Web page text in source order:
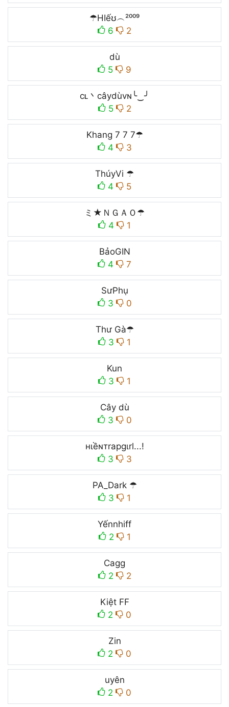
☂HIếʊ︵²⁰⁰⁹
6
2
dù
5
9
cʟ丶câydùvɴ╰‿╯
5
2
Khang 7 7 7☂
4
3
ThúyVi ☂
4
5
ミ★ＮＧＡＯ☂
4
1
BảoㅤGIN
4
7
SưPhụ
3
0
Thư Gà☂
3
1
Kun
3
1
Cây dù
3
0
нιềɴтrapgιrl...!
3
3
PA_Dark ☂
3
1
Yếnnhiㅤff
2
1
Cagg
2
2
Kiệt FF
2
0
Zin
2
0
uyên
2
0